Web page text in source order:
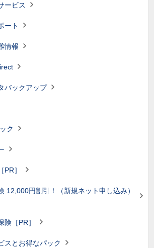
ービス
ート
情報
バックアップ
ク
PR］
12,000円割引！（新規ネット申し込み）
険［PR］
スとお得なパック